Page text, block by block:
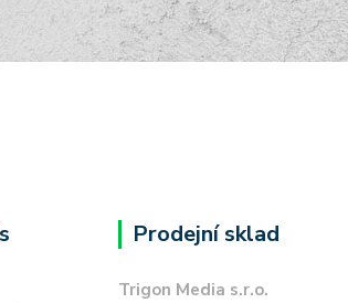
Prodejní sklad
Trigon Media s.r.o.